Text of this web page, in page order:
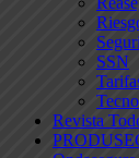
SSN
Revista